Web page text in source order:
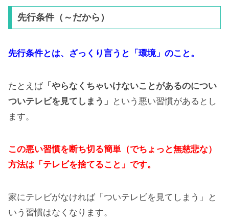
先行条件（～だから）
先行条件とは、ざっくり言うと「環境」のこと。
たとえば「やらなくちゃいけないことがあるのについ
ついテレビを見てしまう」
という悪い習慣があるとし
ます。
この悪い習慣を断ち切る簡単（でちょっと無慈悲な）
方法は「テレビを捨てること」です。
家にテレビがなければ「ついテレビを見てしまう」と
いう習慣はなくなります。